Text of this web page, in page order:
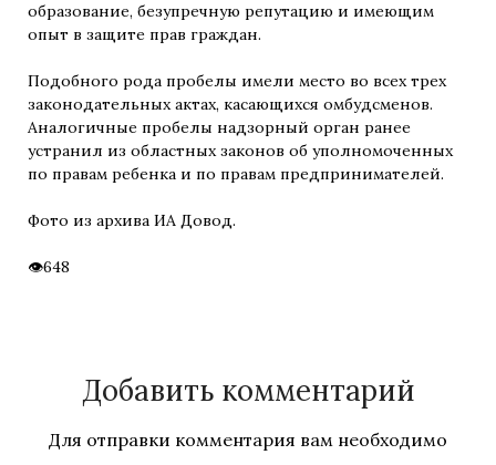
образование, безупречную репутацию и имеющим
опыт в защите прав граждан.
Подобного рода пробелы имели место во всех трех
законодательных актах, касающихся омбудсменов.
Аналогичные пробелы надзорный орган ранее
устранил из областных законов об уполномоченных
по правам ребенка и по правам предпринимателей.
Фото из архива ИА Довод.
648
Добавить комментарий
Для отправки комментария вам необходимо